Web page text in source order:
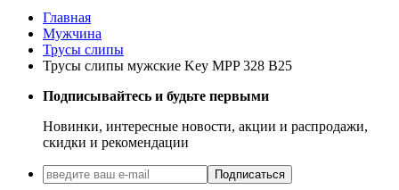
Главная
Мужчина
Трусы слипы
Трусы слипы мужские Key MPP 328 B25
Подписывайтесь и будьте первыми
Новинки, интересные новости, акции и распродажи,
скидки и рекомендации
Подписаться